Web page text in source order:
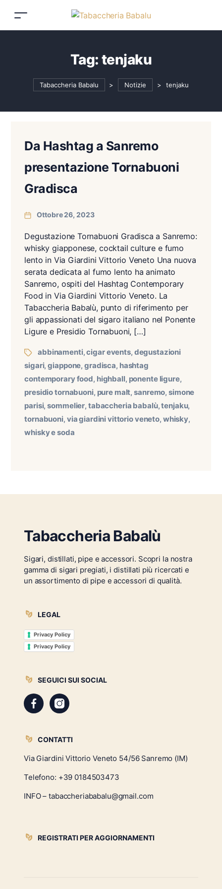
Tag:tenjaku
Tabaccheria Babalu > Notizie > tenjaku
Da Hashtag a Sanremo
presentazione Tornabuoni
Gradisca
Ottobre 26, 2023
Degustazione Tornabuoni Gradisca a Sanremo:
whisky giapponese, cocktail culture e fumo
lento in Via Giardini Vittorio Veneto Una nuova
serata dedicata al fumo lento ha animato
Sanremo, ospiti del Hashtag Contemporary
Food in Via Giardini Vittorio Veneto. La
Tabaccheria Babalù, punto di riferimento per
gli appassionati del sigaro italiano nel Ponente
Ligure e Presidio Tornabuoni, […]
abbinamenti,cigar events, degustazioni
sigari,giappone,gradisca, hashtag
contemporary food, highball, ponente ligure,
presidio tornabuoni, pure malt,sanremo,simone
parisi,sommelier, tabaccheria babalù,tenjaku,
tornabuoni, via giardini vittorio veneto, whisky,
whisky e soda
Tabaccheria Babalù
Sigari, distillati, pipe e accessori. Scopri la nostra
gamma di sigari pregiati, i distillati più ricercati e
un assortimento di pipe e accessori di qualità.
LEGAL
Privacy Policy
Privacy Policy
SEGUICI SUI SOCIAL
CONTATTI
Via Giardini Vittorio Veneto 54/56 Sanremo (IM)
Telefono: +39 0184503473
INFO – tabaccheriababalu@gmail.com
REGISTRATI PER AGGIORNAMENTI